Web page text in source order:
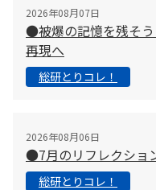
2026年08月07日
●被爆の記憶を残そ
再現へ
総研とりコレ！
2026年08月06日
●7月のリフレクショ
総研とりコレ！